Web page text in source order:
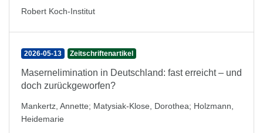
Robert Koch-Institut
2026-05-13 Zeitschriftenartikel
Masernelimination in Deutschland: fast erreicht – und
doch zurückgeworfen?
Mankertz, Annette; Matysiak-Klose, Dorothea; Holzmann,
Heidemarie